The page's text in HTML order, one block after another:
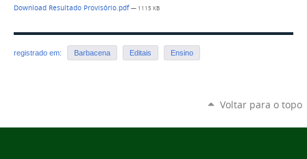
Download Resultado Provisório.pdf— 1115 KB
registrado em: Barbacena Editais Ensino
Voltar para o topo